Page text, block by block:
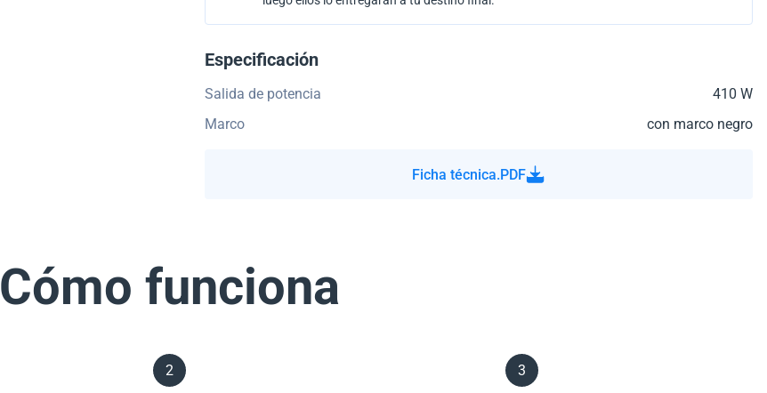
Especificación
Salida de potencia
410 W
Marco
con marco negro
Ficha técnica.PDF
Cómo funciona
2 3